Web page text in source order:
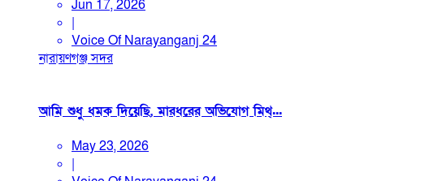
Jun 17, 2026
|
Voice Of Narayanganj 24
নারায়ণগঞ্জ সদর
আমি শুধু ধমক দিয়েছি, মারধরের অভিযোগ মিথ্...
May 23, 2026
|